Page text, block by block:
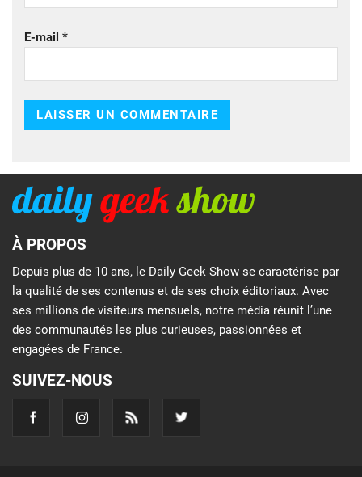
E-mail *
À PROPOS
Depuis plus de 10 ans, le Daily Geek Show se caractérise par
la qualité de ses contenus et de ses choix éditoriaux. Avec
ses millions de visiteurs mensuels, notre média réunit l’une
des communautés les plus curieuses, passionnées et
engagées de France.
SUIVEZ-NOUS